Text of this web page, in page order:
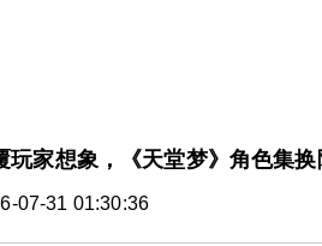
玩家想象，《天堂梦》角色集
07-31 01:30:36